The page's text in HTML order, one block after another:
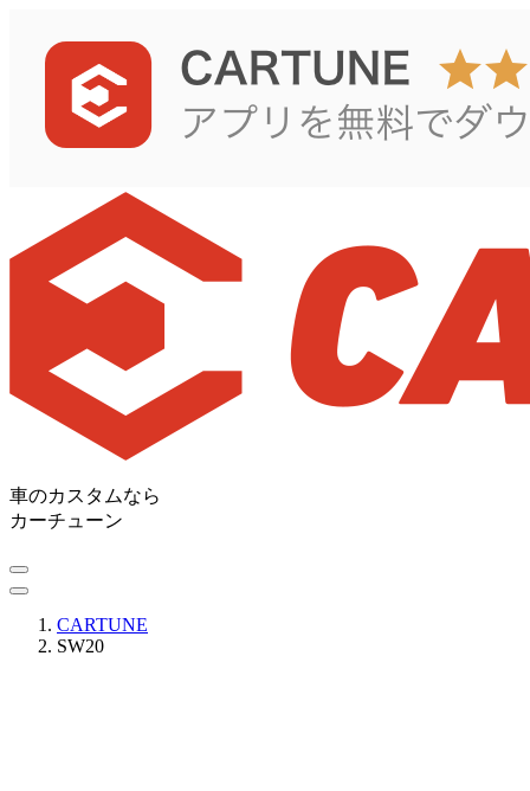
車のカスタムなら
カーチューン
CARTUNE
SW20